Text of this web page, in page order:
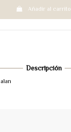
Añadir al carrito
Descripción